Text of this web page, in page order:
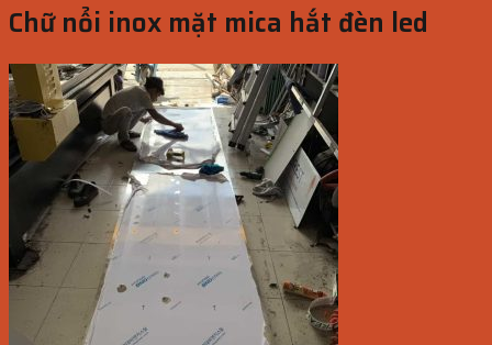
Chữ nổi inox mặt mica hắt đèn led